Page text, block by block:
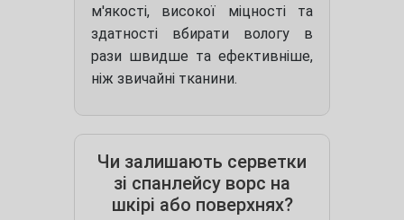
м'якості, високої міцності та
здатності вбирати вологу в
рази швидше та ефективніше,
ніж звичайні тканини.
Чи залишають серветки
зі спанлейсу ворс на
шкірі або поверхнях?